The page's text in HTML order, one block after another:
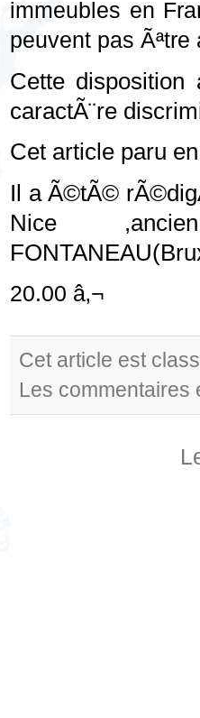
immeubles en
peuvent pas
Cette
caractÃ¨re
Cet article paru
Il a Ã©tÃ©
Nice
20.00 â‚¬
Cet article est
Les commentaires